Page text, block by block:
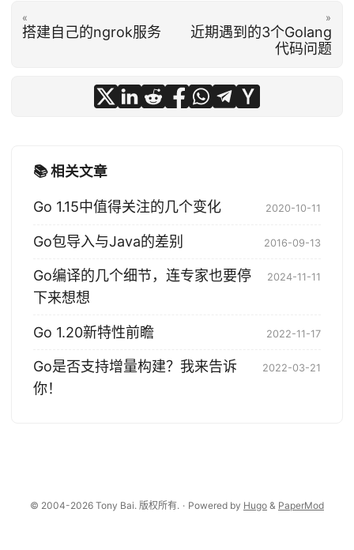
m
d
o
g
6l
–
«
搭建自己的ngrok服务
»
近期遇到的3个Golang
代码问题
📚 相关文章
Go 1.15中值得关注的几个变化 2020-10-11
Go包导入与Java的差别 2016-09-13
Go编译的几个细节，连专家也要停
下来想想
2024-11-11
Go 1.20新特性前瞻 2022-11-17
Go是否支持增量构建？我来告诉
你！
2022-03-21
© 2004-2026 Tony Bai. 版权所有. · Powered by Hugo & PaperMod